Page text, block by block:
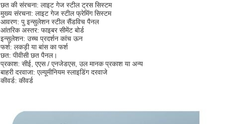
छत की संरचना: लाइट गेज स्टील ट्रस सिस्टम
मुख्य संरचना: लाइट गेज स्टील फ्रेमिंग सिस्टम
आवरण: पु इन्सुलेशन स्टील सैंडविच पैनल
आंतरिक अस्तर: फाइबर सीमेंट बोर्ड
इन्सुलेशन: उच्च प्रदर्शन कांच ऊन
फर्श: लकड़ी या बांस का फर्श
छत: पीवीसी छत पैनल।
प्रकाश: सीई, एएस / एनजेडएस, उल मानक प्रकाश या अन्य
बाहरी दरवाजा: एल्यूमीनियम स्लाइडिंग दरवाजे
कीवर्ड: कीवर्ड